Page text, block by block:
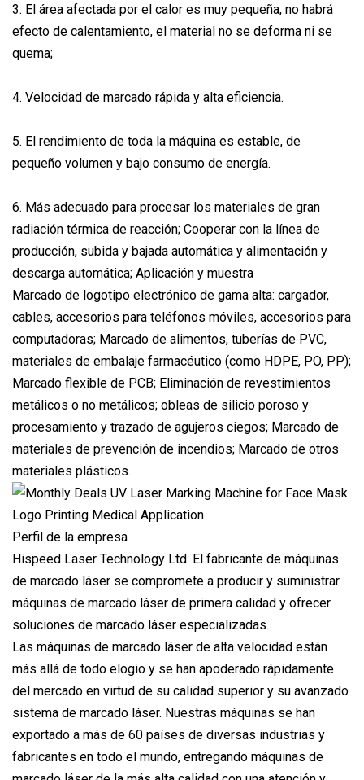
3. El área afectada por el calor es muy pequeña, no habrá
efecto de calentamiento, el material no se deforma ni se
quema;
4. Velocidad de marcado rápida y alta eficiencia.
5. El rendimiento de toda la máquina es estable, de
pequeño volumen y bajo consumo de energía.
6. Más adecuado para procesar los materiales de gran
radiación térmica de reacción; Cooperar con la línea de
producción, subida y bajada automática y alimentación y
descarga automática; Aplicación y muestra
Marcado de logotipo electrónico de gama alta: cargador,
cables, accesorios para teléfonos móviles, accesorios para
computadoras; Marcado de alimentos, tuberías de PVC,
materiales de embalaje farmacéutico (como HDPE, PO, PP);
Marcado flexible de PCB; Eliminación de revestimientos
metálicos o no metálicos; obleas de silicio poroso y
procesamiento y trazado de agujeros ciegos; Marcado de
materiales de prevención de incendios; Marcado de otros
materiales plásticos.
Perfil de la empresa
Hispeed Laser Technology Ltd. El fabricante de máquinas
de marcado láser se compromete a producir y suministrar
máquinas de marcado láser de primera calidad y ofrecer
soluciones de marcado láser especializadas.
Las máquinas de marcado láser de alta velocidad están
más allá de todo elogio y se han apoderado rápidamente
del mercado en virtud de su calidad superior y su avanzado
sistema de marcado láser. Nuestras máquinas se han
exportado a más de 60 países de diversas industrias y
fabricantes en todo el mundo, entregando máquinas de